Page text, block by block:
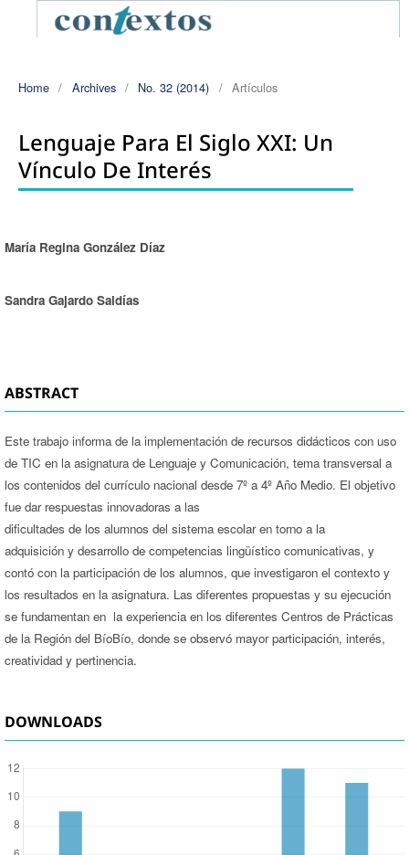
Home / Archives / No. 32 (2014) / Artículos
Lenguaje Para El Siglo XXI: Un
Vínculo De Interés
Authors
María Regina González Díaz
Sandra Gajardo Saldías
ABSTRACT
Este trabajo informa de la implementación de recursos didácticos con uso
de TIC en la asignatura de Lenguaje y Comunicación, tema transversal a
los contenidos del currículo nacional desde 7º a 4º Año Medio. El objetivo
fue dar respuestas innovadoras a las
dificultades de los alumnos del sistema escolar en torno a la
adquisición y desarrollo de competencias lingüístico comunicativas, y
contó con la participación de los alumnos, que investigaron el contexto y
los resultados en la asignatura. Las diferentes propuestas y su ejecución
se fundamentan en la experiencia en los diferentes Centros de Prácticas
de la Región del BíoBío, donde se observó mayor participación, interés,
creatividad y pertinencia.
DOWNLOADS